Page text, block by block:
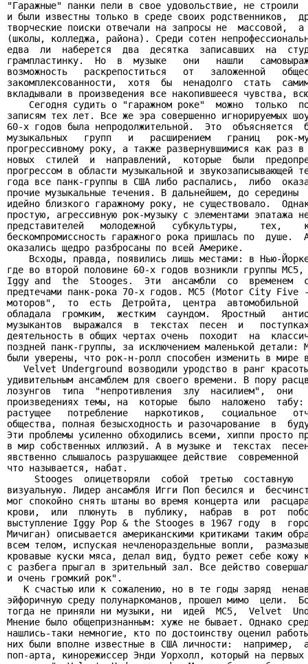
"Гаражные" панки пели в свое удовольствие, не строили
и были известны только в среде своих родственников,
творческие поиски отвечали на запросы не  массовой,
(школы, колледжа, района). Среди сотен
едва  ли  наберется  два  десятка  записавших  на
грампластинку.  Но  в  музыке   они   нашли
возможность   раскрепоститься   от   заложенной
закомплексованности,  хотя  бы  ненадолго  стать
вкладывали в произведения все накопившееся чувства,
Сегодня судить о "гаражном роке"  можно  только
записям тех лет. Все же эра совершенно игнорируемых
60-х годов была непродолжительной.  Это  объясняется
музыкальных   групп   и   расширением   границ   рок-
прогрессивному року, а также развернувшимися как раз
новых  стилей  и  направлений,  которые  были
прогрессом в области музыкальной и звукозаписывающей
года все панк-группы в США либо распались,  либо
прочие музыкальные течения. В дальнейшем, до
идейно близкого гаражному року, не существовало.
простую, агрессивную рок-музыку с элементами эпатажа
представителей   молодежной   субкультуры,    тех,
бескомпромиссность гаражного рока пришлась по  душе.
оказались щедро разбросаны по всей Америке.
Всходы, правда, появились лишь местами: в Нью-
где во второй половине 60-х годов возникли группы
Iggy and  the  Stooges.  Эти  ансамбли  со  временем
предтечами панк-рока 70-х годов. MC5 (Motor City Five
моторов",  то  есть  Детройта,  центра  автомобильной
обладала  громким,  жестким  саундом.  Яростный
музыкантов  выражался  в  текстах  песен  и
деятельность в общих чертах очень  походит  на
поздней панк-группы, за исключением маленькой детали:
были уверены, что рок-н-ролл способен изменить в
Velvet Underground возводили уродство в ранг
удивительным ансамблем для своего времени. В пору
лозунгов  типа  "непротивления  злу  насилием",  они
произведениях темы, на  которые  было  наложено
растущее   потребление   наркотиков,   социальное
общества, полная безысходность и разочарование  в
Эти проблемы усиленно обходились всеми, хиппи просто
в мир собственных иллюзий. А в музыке и  текстах
явственно слышалось разрушающее действие
что называется, набат.
Stooges  олицетворяли  собой  третью  составную
визуальную. Лидер ансамбля Игги Поп бесился и
мог спокойно снять штаны во время концерта или
крови,  или  плюнуть  в  публику,  набрав  в  рот
выступление Iggy Pop & the Stooges в 1967 году  в
Мичиган) описывается американскими критиками таким
всем телом, испуская нечленораздельные вопли,
кровавые куски мяса, делал вид, будто режет себе кожу
с разбега прыгал в зрительный зал. Все действо
и очень громкий рок".
К счастью или к сожалению, но в те годы заряд
эйфоричную среду полунаркоманов, прошел мимо  цели.
тогда не приняли ни музыки, ни  идей  MC5,  Velvet
Мнение было общепризнанным: хуже не бывает. Однако
нашлись-таки немногие, кто по достоинству оценил
них были вполне известные в США личности:  например,
поп-арта, кинорежиссер Энди Уорхолл, который на